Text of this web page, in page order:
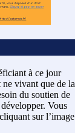
à ce jour
ne vivant que de la
du soutien de
Vous
sur l’image